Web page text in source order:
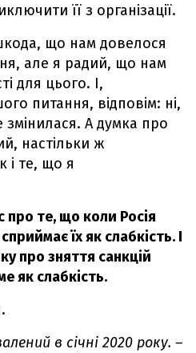
її з організації.
що нам довелося
але я радий, що нам
для цього. І,
питання, відповім: ні,
змінилася. А думка про
настільки ж
і те, що я
про те, що коли Росія
їх як слабкість. І
про зняття санкцій
як слабкість.
в січні 2020 року. –